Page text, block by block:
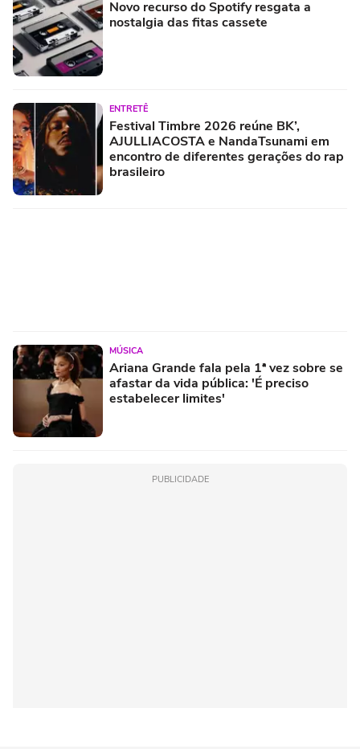
Novo recurso do Spotify resgata a
nostalgia das fitas cassete
ENTRETÊ
Festival Timbre 2026 reúne BK’,
AJULLIACOSTA e NandaTsunami em
encontro de diferentes gerações do rap
brasileiro
MÚSICA
Ariana Grande fala pela 1ª vez sobre se
afastar da vida pública: 'É preciso
estabelecer limites'
PUBLICIDADE